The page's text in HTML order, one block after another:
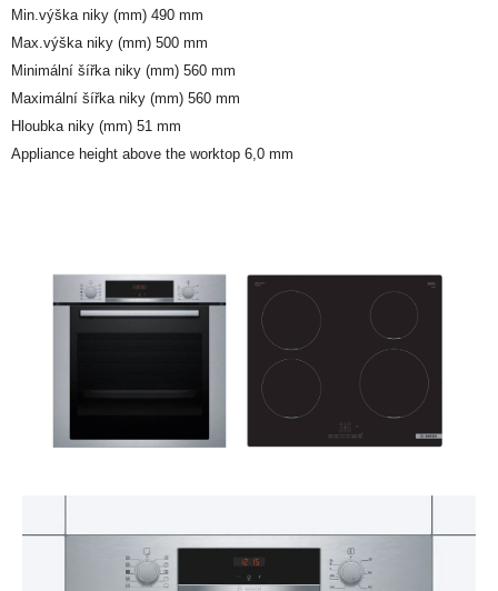
Min.výška niky (mm) 490 mm
Max.výška niky (mm) 500 mm
Minimální šířka niky (mm) 560 mm
Maximální šířka niky (mm) 560 mm
Hloubka niky (mm) 51 mm
Appliance height above the worktop 6,0 mm